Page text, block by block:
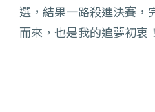
選，結果一路殺進決賽，
而來，也是我的追夢初衷